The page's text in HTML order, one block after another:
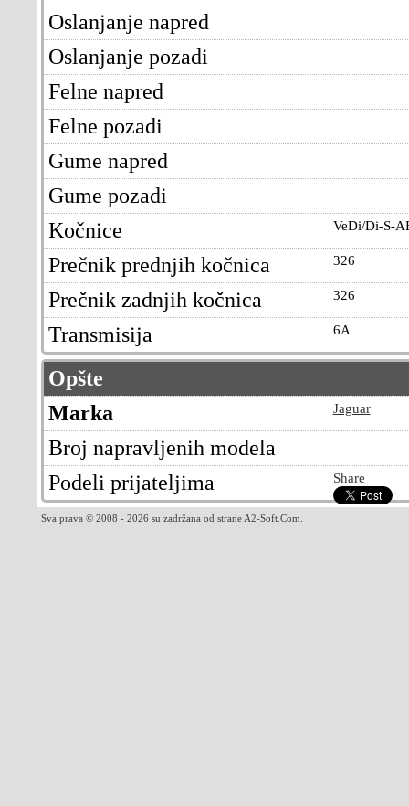
Oslanjanje napred
Oslanjanje pozadi
Felne napred
Felne pozadi
Gume napred
Gume pozadi
VeDi/Di-S-
Kočnice
326
Prečnik prednjih kočnica
326
Prečnik zadnjih kočnica
6A
Transmisija
Opšte
Jaguar
Marka
Broj napravljenih modela
Share
Podeli prijateljima
Sva prava © 2008 - 2026 su zadržana od strane A2-Soft.Com.